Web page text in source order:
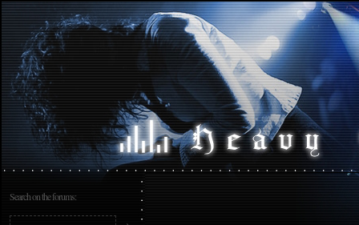
Search on the forums: